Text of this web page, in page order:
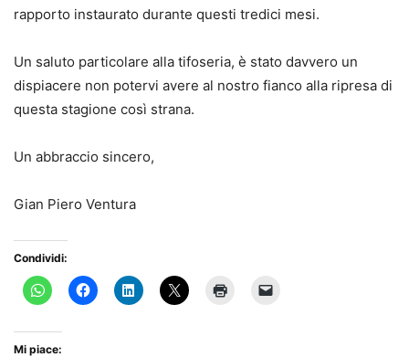
rapporto instaurato durante questi tredici mesi.
Un saluto particolare alla tifoseria, è stato davvero un
dispiacere non potervi avere al nostro fianco alla ripresa di
questa stagione così strana.
Un abbraccio sincero,
Gian Piero Ventura
Condividi:
Mi piace: